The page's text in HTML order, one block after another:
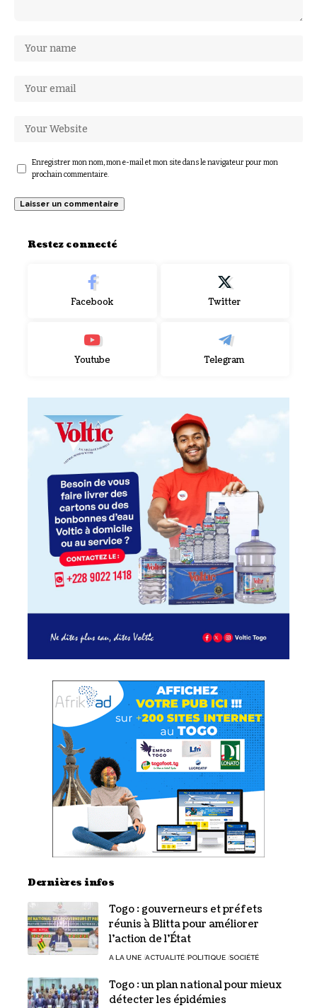
Enregistrer mon nom, mon e-mail et mon site dans le navigateur pour mon
prochain commentaire.
Restez connecté
Facebook Twitter
Youtube Telegram
Dernières infos
Togo : gouverneurs et préfets
réunis à Blitta pour améliorer
l’action de l’État
A LA UNE ACTUALITÉ POLITIQUE SOCIÉTÉ
Togo : un plan national pour mieux
détecter les épidémies